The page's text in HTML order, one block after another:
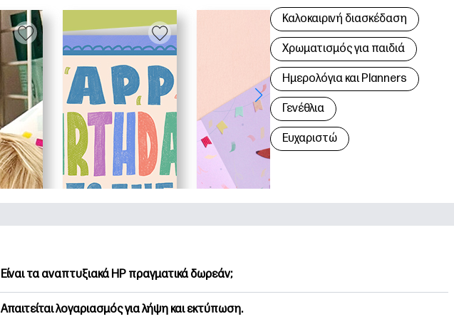
Καλοκαιρινή διασκέδαση
Χρωματισμός για παιδιά
Hμερολόγια και Planners
Γενέθλια
Ευχαριστώ
Είναι τα αναπτυξιακά HP πραγματικά δωρεάν;
Η HP Printables προσφέρει 2,500+ δωρεάν εκτυπώσιμα για λήψη και εκτύπωση.
Απαιτείται λογαριασμός για λήψη και εκτύπωση.